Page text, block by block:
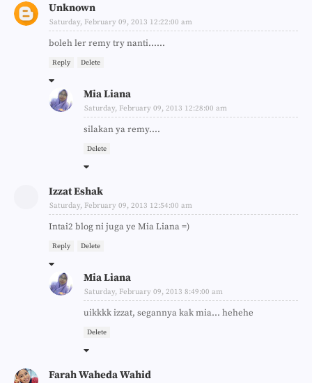
Unknown
Saturday, February 09, 2013 12:22:00 am
boleh ler remy try nanti......
Reply Delete
Mia Liana
Saturday, February 09, 2013 12:28:00 am
silakan ya remy....
Delete
Izzat Eshak
Saturday, February 09, 2013 12:54:00 am
Intai2 blog ni juga ye Mia Liana =)
Reply Delete
Mia Liana
Saturday, February 09, 2013 8:49:00 am
uikkkk izzat, segannya kak mia... hehehe
Delete
Farah Waheda Wahid